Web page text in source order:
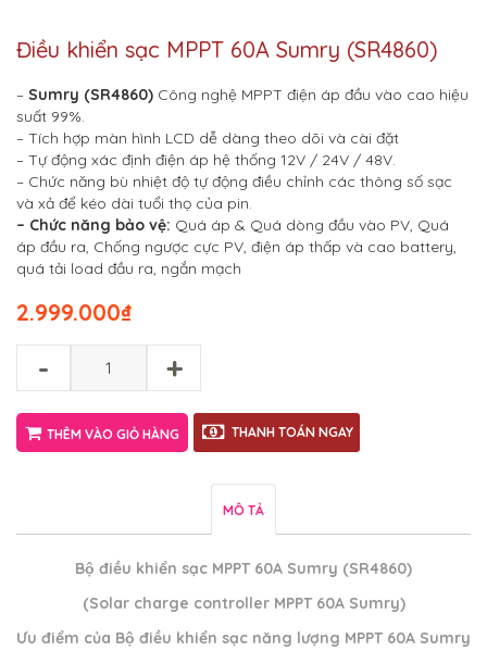
Điều khiển sạc MPPT 60A Sumry (SR4860)
– Sumry (SR4860) Công nghệ MPPT điện áp đầu vào cao hiệu
suất 99%.
– Tích hợp màn hình LCD dễ dàng theo dõi và cài đặt
– Tự động xác định điện áp hệ thống 12V / 24V / 48V.
– Chức năng bù nhiệt độ tự động điều chỉnh các thông số sạc
và xả để kéo dài tuổi thọ của pin.
– Chức năng bảo vệ: Quá áp & Quá dòng đầu vào PV, Quá
áp đầu ra, Chống ngược cực PV, điện áp thấp và cao battery,
quá tải load đầu ra, ngắn mạch
₫
2.999.000
- +
THÊM VÀO GIỎ HÀNG THANH TOÁN NGAY
MÔ TẢ
Bộ điều khiển sạc MPPT 60A Sumry (SR4860)
(Solar charge controller MPPT 60A Sumry)
Ưu điểm của Bộ điều khiển sạc năng lượng MPPT 60A Sumry